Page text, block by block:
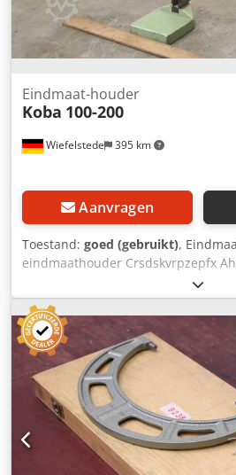
Wiefelstede 395 km
Eindmaat-houder
Koba 100-200
Aanvragen
Toestand: goed (gebruikt),
eindmaathouder Crsdskvrpzepfx
eindmaathouder met snelverstelling
Afmetingen: 105/70/H325 mm -